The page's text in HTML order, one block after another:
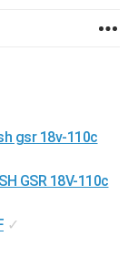
gsr 18v-110c
GSR 18V-110c
✓